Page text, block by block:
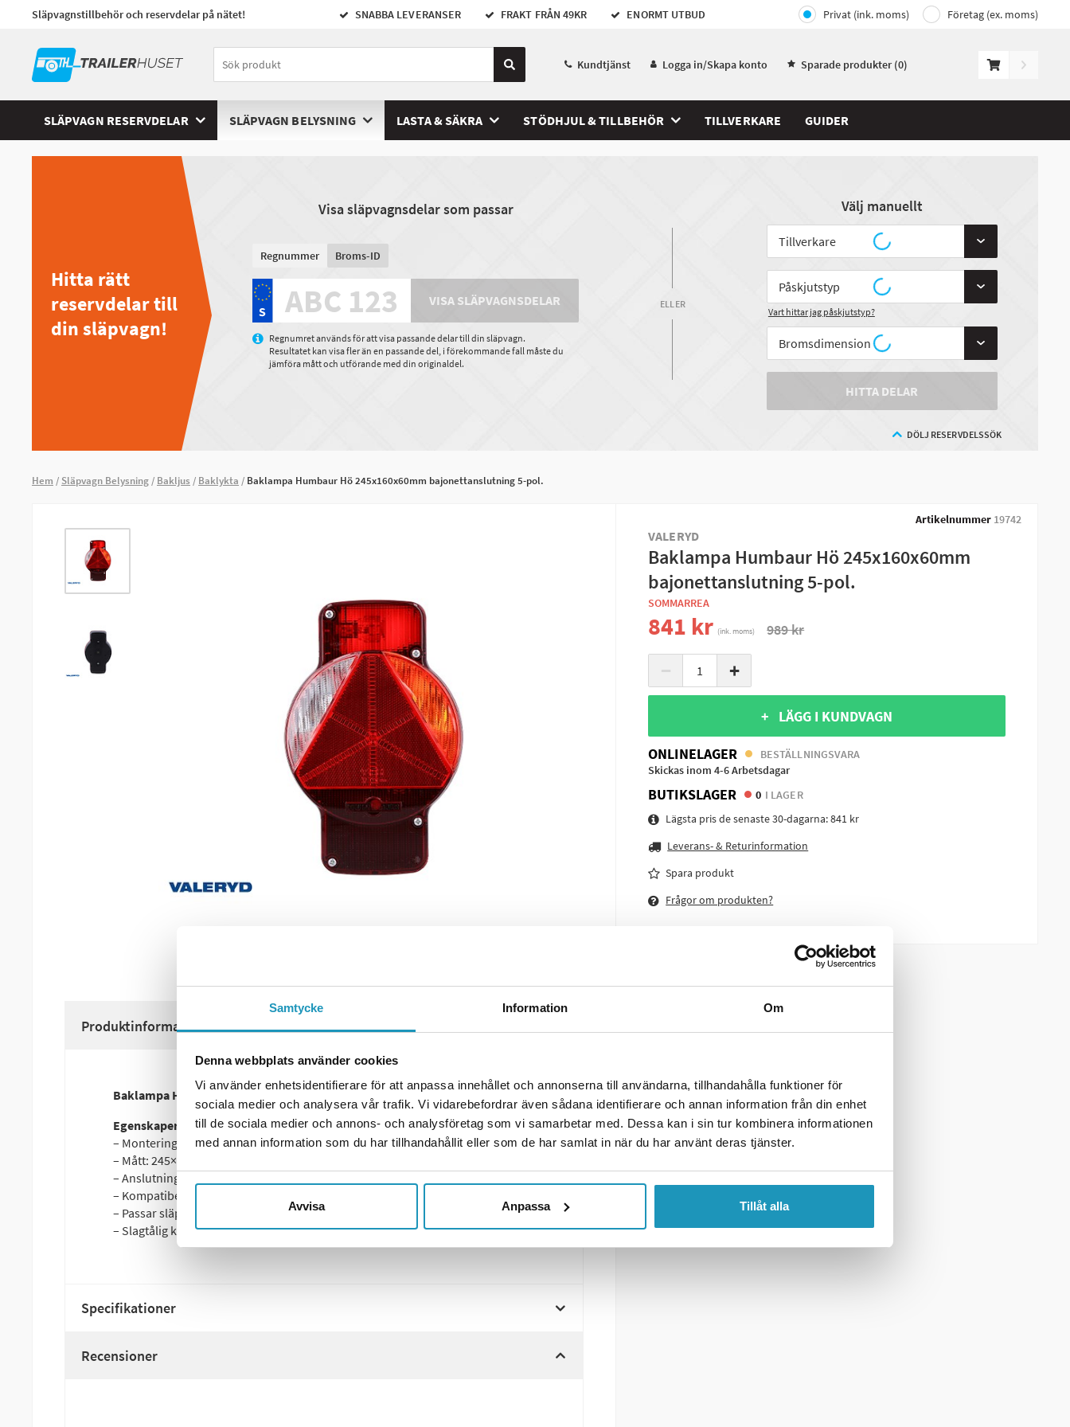
Samtycke Information Om
Denna webbplats använder cookies
Vi använder enhetsidentifierare för att anpassa innehållet och annonserna till användarna, tillhandahålla funktioner för
sociala medier och analysera vår trafik. Vi vidarebefordrar även sådana identifierare och annan information från din enhet
till de sociala medier och annons- och analysföretag som vi samarbetar med. Dessa kan i sin tur kombinera informationen
med annan information som du har tillhandahållit eller som de har samlat in när du har använt deras tjänster.
Avvisa Anpassa Tillåt alla
Släpvagnstillbehör och reservdelar på nätet! SNABBA LEVERANSER FRAKT FRÅN 49KR ENORMT UTBUD Privat (ink. moms) Företag (ex. moms)
Kundtjänst Logga in/Skapa konto Sparade produkter (0)
SLÄPVAGN RESERVDELAR SLÄPVAGN BELYSNING LASTA & SÄKRA STÖDHJUL & TILLBEHÖR TILLVERKARE GUIDER
Hitta rätt
reservdelar till
din släpvagn!
Visa släpvagnsdelar som passar
Regnummer Broms-ID
VISA SLÄPVAGNSDELAR
Regnumret används för att visa passande delar till din släpvagn.
Resultatet kan visa fler än en passande del, i förekommande fall måste du
jämföra mått och utförande med din originaldel.
ELLER
Välj manuellt
Vart hittar jag påskjutstyp?
HITTA DELAR
DÖLJ RESERVDELSSÖK
Hem Släpvagn Belysning Bakljus Baklykta Baklampa Humbaur Hö 245x160x60mm bajonettanslutning 5-pol.
Artikelnummer 19742
VALERYD
Baklampa Humbaur Hö 245x160x60mm
bajonettanslutning 5-pol.
SOMMARREA
841 kr (ink. moms) 989 kr
− +
+ LÄGG I KUNDVAGN
ONLINELAGER
BESTÄLLNINGSVARA
Skickas inom 4-6 Arbetsdagar
BUTIKSLAGER 0 I LAGER
Lägsta pris de senaste 30-dagarna:841 kr
Leverans- & Returinformation
Spara produkt
Frågor om produkten?
Produktinformation
Baklampa Humbaur Höger – 245×160×60 mm
Egenskaper:
– Monteringssida: Höger
– Mått: 245×160×60 mm
– Anslutning: 5-polig bajonettkontakt
– Kompatibel med 12V elsystem
– Passar släp, trailers och andra nyttofordon
– Slagtålig konstruktion för lång hållbarhet
Specifikationer
Recensioner